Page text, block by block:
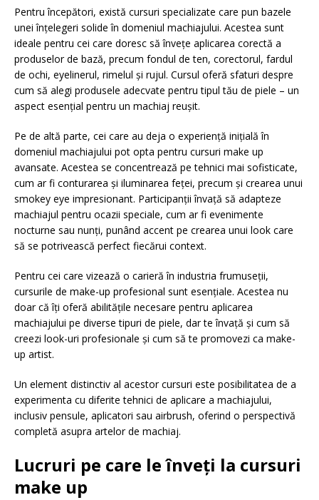
Pentru începători, există cursuri specializate care pun bazele
unei înțelegeri solide în domeniul machiajului. Acestea sunt
ideale pentru cei care doresc să învețe aplicarea corectă a
produselor de bază, precum fondul de ten, corectorul, fardul
de ochi, eyelinerul, rimelul și rujul. Cursul oferă sfaturi despre
cum să alegi produsele adecvate pentru tipul tău de piele – un
aspect esențial pentru un machiaj reușit.
Pe de altă parte, cei care au deja o experiență inițială în
domeniul machiajului pot opta pentru cursuri make up
avansate. Acestea se concentrează pe tehnici mai sofisticate,
cum ar fi conturarea și iluminarea feței, precum și crearea unui
smokey eye impresionant. Participanții învață să adapteze
machiajul pentru ocazii speciale, cum ar fi evenimente
nocturne sau nunți, punând accent pe crearea unui look care
să se potrivească perfect fiecărui context.
Pentru cei care vizează o carieră în industria frumuseții,
cursurile de make-up profesional sunt esențiale. Acestea nu
doar că îți oferă abilitățile necesare pentru aplicarea
machiajului pe diverse tipuri de piele, dar te învață și cum să
creezi look-uri profesionale și cum să te promovezi ca make-
up artist.
Un element distinctiv al acestor cursuri este posibilitatea de a
experimenta cu diferite tehnici de aplicare a machiajului,
inclusiv pensule, aplicatori sau airbrush, oferind o perspectivă
completă asupra artelor de machiaj.
Lucruri pe care le înveți la cursuri
make up